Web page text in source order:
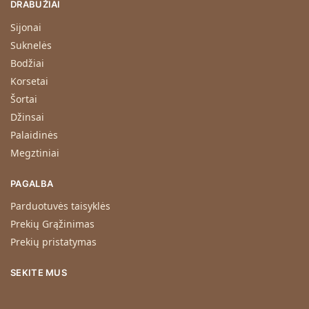
DRABUŽIAI
Sijonai
Suknelės
Bodžiai
Korsetai
Šortai
Džinsai
Palaidinės
Megztiniai
PAGALBA
Parduotuvės taisyklės
Prekių Grąžinimas
Prekių pristatymas
SEKITE MUS